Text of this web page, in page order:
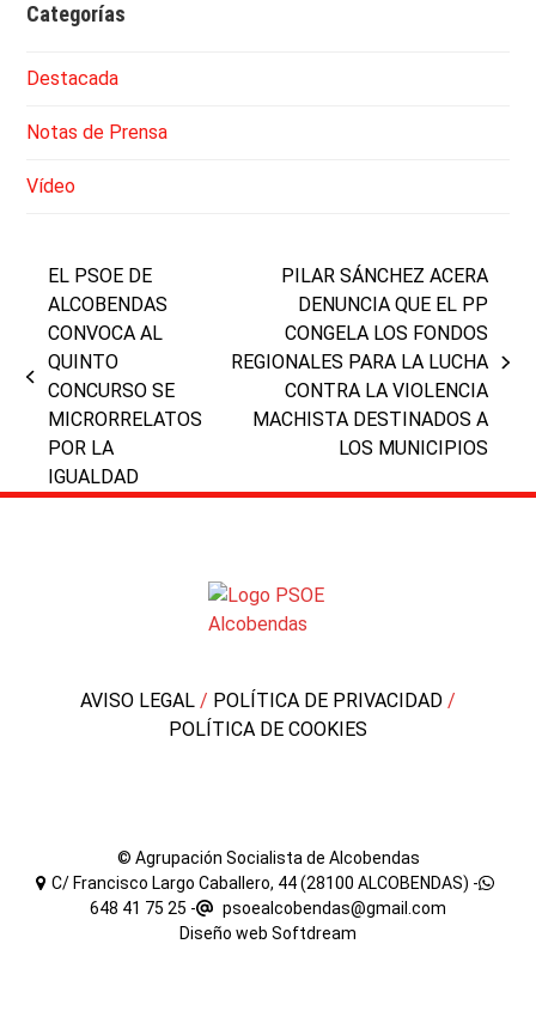
Categorías
Destacada
Notas de Prensa
Vídeo
previous
post:
EL PSOE DE
ALCOBENDAS
CONVOCA AL
QUINTO
CONCURSO SE
MICRORRELATOS
POR LA
IGUALDAD
next
PILAR SÁNCHEZ ACERA
DENUNCIA QUE EL PP
CONGELA LOS FONDOS
REGIONALES PARA LA LUCHA
CONTRA LA VIOLENCIA
MACHISTA DESTINADOS A
LOS MUNICIPIOS
AVISO LEGAL / POLÍTICA DE PRIVACIDAD /
POLÍTICA DE COOKIES
© Agrupación Socialista de Alcobendas
C/ Francisco Largo Caballero, 44 (28100 ALCOBENDAS) -
648 41 75 25 -
psoealcobendas@gmail.com
Diseño web Softdream